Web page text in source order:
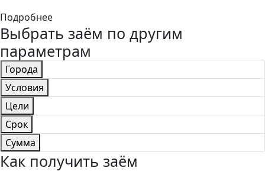
Подробнее
Выбрать заём по другим
параметрам
Города
Условия
Цели
Срок
Сумма
Как получить заём